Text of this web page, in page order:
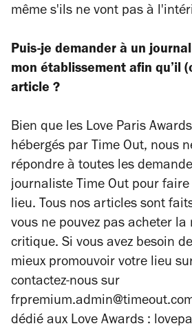
même s'ils ne vont pas à
Puis-je demander à un
mon établissement afin qu’il
article ?
Bien que les Love Paris
hébergés par Time Out, nous
répondre à toutes les
journaliste Time Out pour faire
lieu. Tous nos articles sont
vous ne pouvez pas acheter la
critique. Si vous avez besoin
mieux promouvoir votre lieu
contactez-nous sur
dédié aux Love Awards :